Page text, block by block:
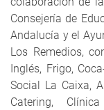
Consejería de
Andalucía y el
Los Remedios,
Inglés, Frigo,
Social La Caixa,
Catering,